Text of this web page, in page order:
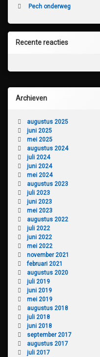
Pech onderweg
Recente reacties
Archieven
augustus 2025
juni 2025
mei 2025
augustus 2024
juli 2024
juni 2024
mei 2024
augustus 2023
juli 2023
juni 2023
mei 2023
augustus 2022
juli 2022
juni 2022
mei 2022
november 2021
februari 2021
augustus 2020
juli 2019
juni 2019
mei 2019
augustus 2018
juli 2018
juni 2018
september 2017
augustus 2017
juli 2017